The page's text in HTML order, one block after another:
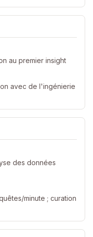
au premier insight
avec de l'ingénierie
des données
minute ; curation